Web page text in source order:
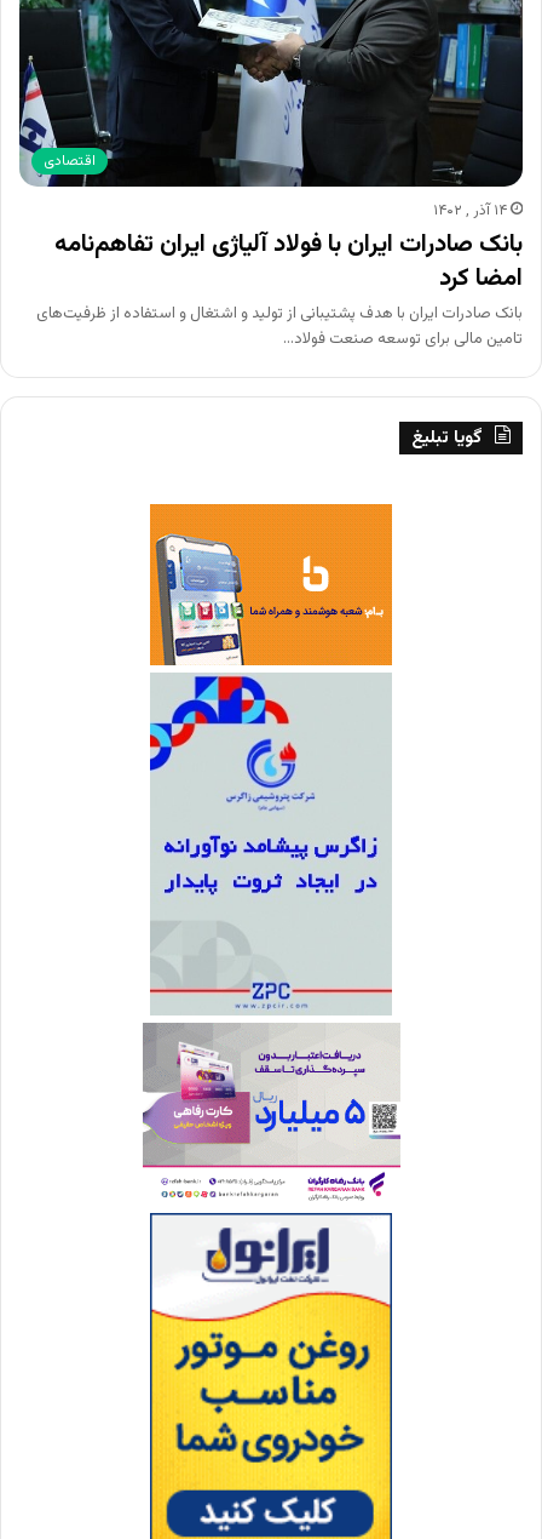
اقتصادی
۱۴ آذر , ۱۴۰۲
بانک صادرات ایران با فولاد آلیاژی ایران تفاهم‌نامه
امضا کرد
​بانک صادرات ایران با هدف پشتیبانی از تولید و اشتغال و استفاده از ظرفیت‌های
تامین مالی برای توسعه صنعت فولاد…
گویا تبلیغ